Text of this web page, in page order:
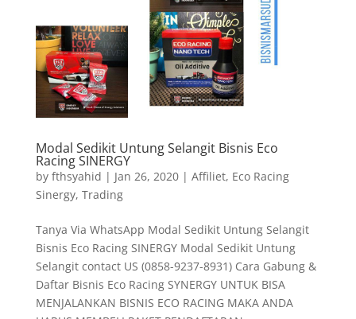
Modal Sedikit Untung Selangit Bisnis Eco
Racing SINERGY
by fthsyahid | Jan 26, 2020| Affiliet, Eco Racing
Sinergy, Trading
Tanya Via WhatsApp Modal Sedikit Untung Selangit
Bisnis Eco Racing SINERGY Modal Sedikit Untung
Selangit contact US (0858-9237-8931) Cara Gabung &
Daftar Bisnis Eco Racing SYNERGY UNTUK BISA
MENJALANKAN BISNIS ECO RACING MAKA ANDA